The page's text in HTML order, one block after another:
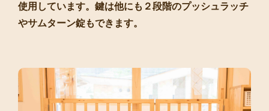
使用しています。鍵は他にも２段階のプッシュラッチ
やサムターン錠もできます。